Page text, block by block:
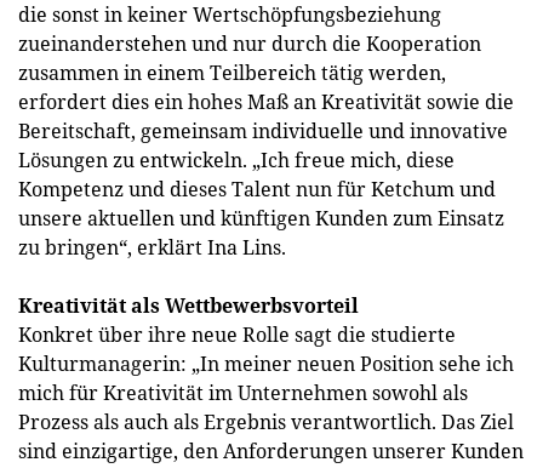
die sonst in keiner Wertschöpfungsbeziehung
zueinanderstehen und nur durch die Kooperation
zusammen in einem Teilbereich tätig werden,
erfordert dies ein hohes Maß an Kreativität sowie die
Bereitschaft, gemeinsam individuelle und innovative
Lösungen zu entwickeln. „Ich freue mich, diese
Kompetenz und dieses Talent nun für Ketchum und
unsere aktuellen und künftigen Kunden zum Einsatz
zu bringen“, erklärt Ina Lins.
Kreativität als Wettbewerbsvorteil
Konkret über ihre neue Rolle sagt die studierte
Kulturmanagerin: „In meiner neuen Position sehe ich
mich für Kreativität im Unternehmen sowohl als
Prozess als auch als Ergebnis verantwortlich. Das Ziel
sind einzigartige, den Anforderungen unserer Kunden